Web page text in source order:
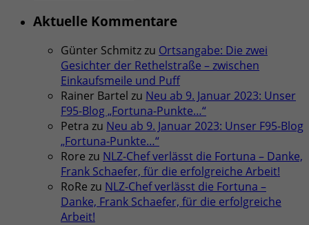
Aktuelle Kommentare
Günter Schmitzzu Ortsangabe: Die zwei
Gesichter der Rethelstraße – zwischen
Einkaufsmeile und Puff
Rainer Bartel zu Neu ab 9. Januar 2023: Unser
F95-Blog „Fortuna-Punkte…“
Petra zu Neu ab 9. Januar 2023: Unser F95-Blog
„Fortuna-Punkte…“
Rore zu NLZ-Chef verlässt die Fortuna – Danke,
Frank Schaefer, für die erfolgreiche Arbeit!
RoRe zu NLZ-Chef verlässt die Fortuna –
Danke, Frank Schaefer, für die erfolgreiche
Arbeit!